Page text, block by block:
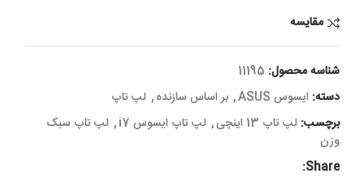
مقایسه
شناسه محصول: 11195
دسته: ایسوس ASUS , بر اساس سازنده, لپ تاپ
برچسب: لپ تاپ 13 اینچی , لپ تاپ ایسوس i7 , لپ تاپ سبک
وزن
Share: